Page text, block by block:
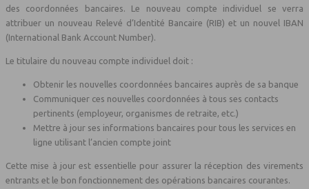
des coordonnées bancaires. Le nouveau compte individuel se verra
attribuer un nouveau Relevé d’Identité Bancaire (RIB) et un nouvel IBAN
(International Bank Account Number).
Le titulaire du nouveau compte individuel doit :
Obtenir les nouvelles coordonnées bancaires auprès de sa banque
Communiquer ces nouvelles coordonnées à tous ses contacts
pertinents (employeur, organismes de retraite, etc.)
Mettre à jour ses informations bancaires pour tous les services en
ligne utilisant l’ancien compte joint
Cette mise à jour est essentielle pour assurer la réception des virements
entrants et le bon fonctionnement des opérations bancaires courantes.